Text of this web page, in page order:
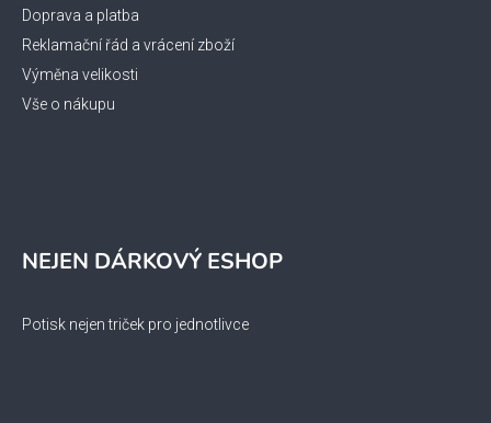
Doprava a platba
Reklamační řád a vrácení zboží
Výměna velikosti
Vše o nákupu
NEJEN DÁRKOVÝ ESHOP
Potisk nejen triček pro jednotlivce